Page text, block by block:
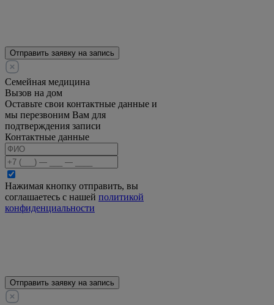
Отправить заявку на запись
Семейная медицина
Вызов на дом
Оставьте свои контактные данные и
мы перезвоним Вам для
подтверждения записи
Контактные данные
Нажимая кнопку отправить, вы
соглашаетесь с нашей политикой
конфиденциальности
Отправить заявку на запись